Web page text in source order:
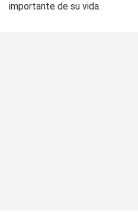
importante de su vida.